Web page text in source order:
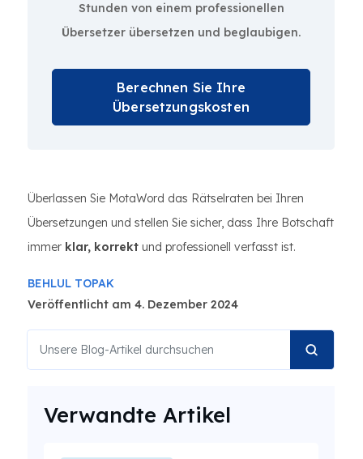
Stunden von einem professionellen
Übersetzer übersetzen und beglaubigen.
Berechnen Sie Ihre
Übersetzungskosten
Überlassen Sie MotaWord das Rätselraten bei Ihren
Übersetzungen und stellen Sie sicher, dass Ihre Botschaft
immer klar, korrekt und professionell verfasst ist.
BEHLUL TOPAK
Veröffentlicht am 4. Dezember 2024
Verwandte Artikel